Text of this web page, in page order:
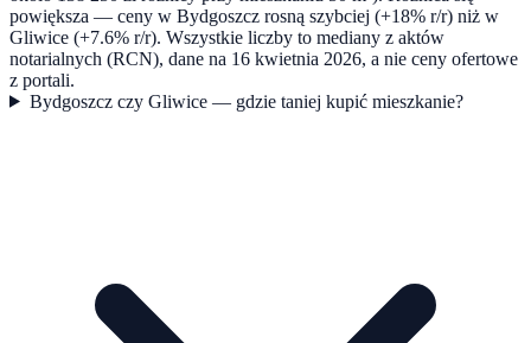
powiększa — ceny w Bydgoszcz rosną szybciej (+18% r/r) niż w
Gliwice (+7.6% r/r). Wszystkie liczby to mediany z aktów
notarialnych (RCN), dane na 16 kwietnia 2026, a nie ceny ofertowe
z portali.
Bydgoszcz czy Gliwice — gdzie taniej kupić mieszkanie?